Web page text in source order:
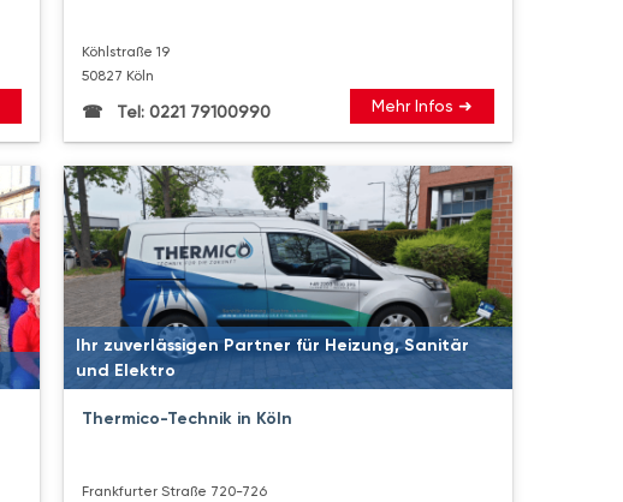
Köhlstraße 19
50827 Köln
Tel: 0221 79100990 Mehr Infos ➜
Ihr zuverlässigen Partner für Heizung, Sanitär
und Elektro
Thermico-Technik in Köln
Frankfurter Straße 720-726